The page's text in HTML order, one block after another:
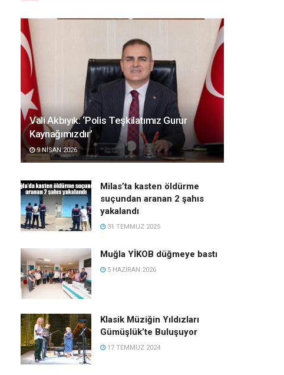
Vali Akbıyık: ‘Polis Teşkilatımız Gurur
Kaynağımızdır’
9 NISAN 2026
Milas’ta kasten öldürme
suçundan aranan 2 şahıs
yakalandı
31 TEMMUZ 2025
Muğla YİKOB düğmeye bastı
5 HAZIRAN 2026
Klasik Müziğin Yıldızları
Gümüşlük’te Buluşuyor
17 TEMMUZ 2024